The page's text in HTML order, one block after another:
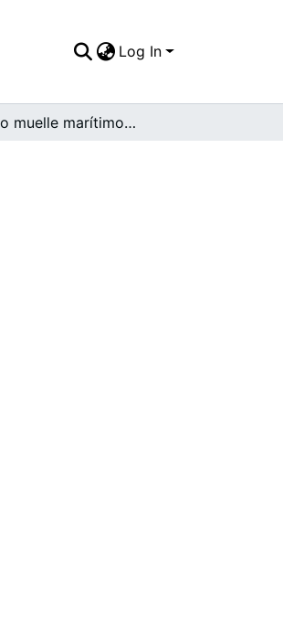
Log In
Antiguo muelle marítimo y primeras bodegas del puerto